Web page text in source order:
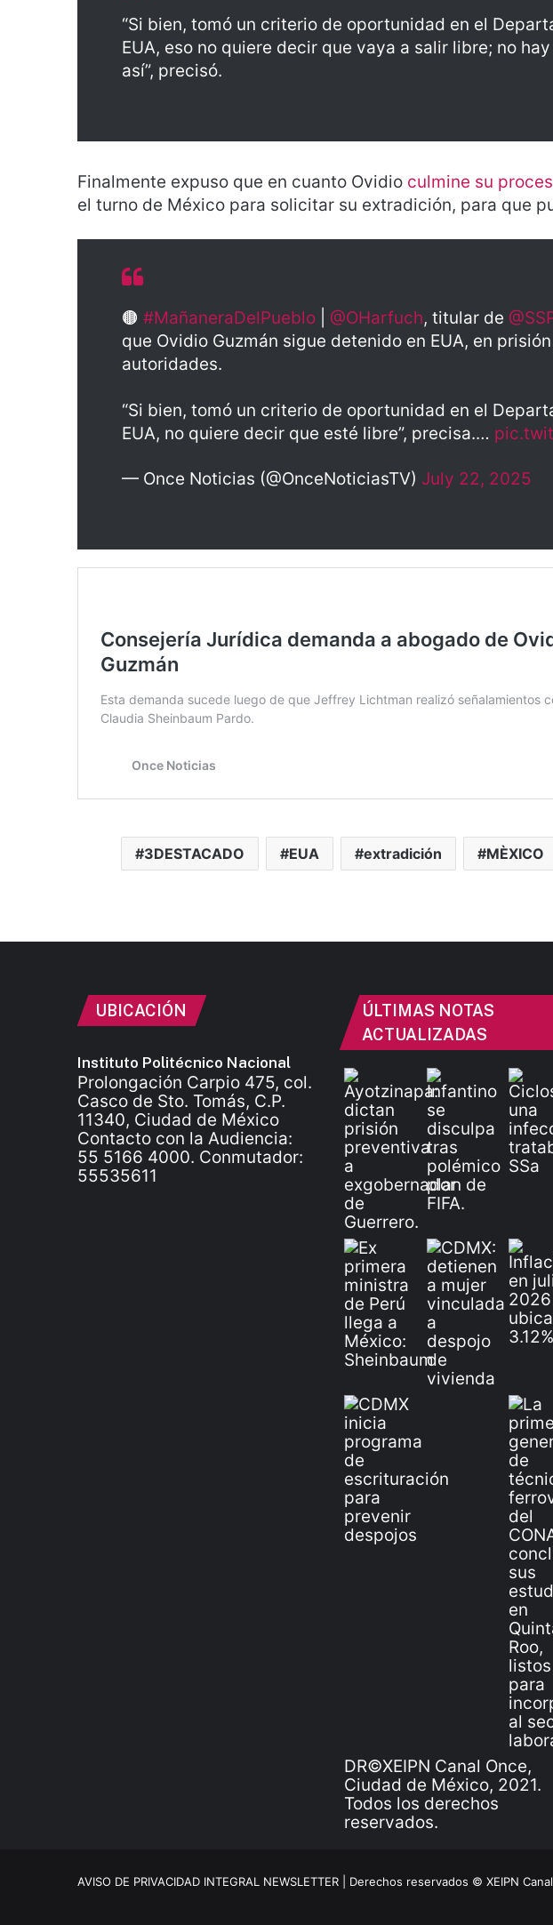
“Si bien, tomó un criterio de oportunidad en el
EUA, eso no quiere decir que vaya a salir libre; no
así”, precisó.
Finalmente expuso que en cuanto Ovidio culmine su
el turno de México para solicitar su extradición, para que
🟤 #MañaneraDelPueblo @OHarfuch, titular de
que Ovidio Guzmán sigue detenido en EUA, en
autoridades.
“Si bien, tomó un criterio de oportunidad en el
EUA, no quiere decir que esté libre”, precisa.…
— Once Noticias (@OnceNoticiasTV) July 22, 2025
3DESTACADO EUA extradición MÈXICO
UBICACIÓN
Instituto Politécnico Nacional
Prolongación Carpio 475, col.
Casco de Sto. Tomás, C.P.
11340, Ciudad de México
Contacto con la Audiencia:
55 5166 4000. Conmutador:
55535611
ÚLTIMAS NOTAS
ACTUALIZADAS
DR©XEIPN Canal Once,
Ciudad de México, 2021.
Todos los derechos
reservados.
AVISO DE PRIVACIDAD INTEGRAL NEWSLETTER | Derechos reservados © XEIPN